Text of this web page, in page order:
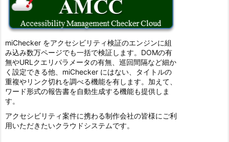
miChecker をアクセシビリティ検証のエンジンに組
み込み数万ページでも一括で検証します。DOMの有
無やURLクエリパラメータの有無、巡回間隔など細か
く設定できる他、miChecker にはない、タイトルの
重複やリンク切れを調べる機能を有します。加えて、
ワード形式の報告書を自動生成する機能も提供しま
す。
アクセシビリティ案件に携わる制作会社の皆様にご利
用いただきたいクラウドシステムです。